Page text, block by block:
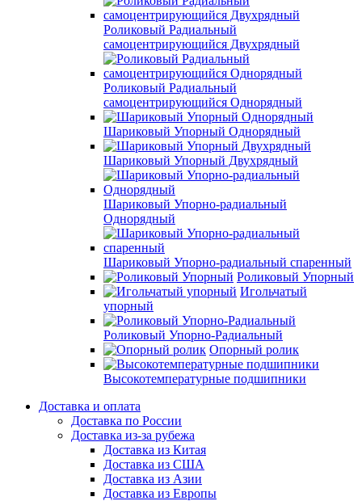
Роликовый Радиальный
самоцентрирующийся Двухрядный
Роликовый Радиальный
самоцентрирующийся Однорядный
Шариковый Упорный Однорядный
Шариковый Упорный Двухрядный
Шариковый Упорно-радиальный
Однорядный
Шариковый Упорно-радиальный спаренный
Роликовый Упорный
Игольчатый
упорный
Роликовый Упорно-Радиальный
Опорный ролик
Высокотемпературные подшипники
Доставка и оплата
Доставка по России
Доставка из-за рубежа
Доставка из Китая
Доставка из США
Доставка из Азии
Доставка из Европы